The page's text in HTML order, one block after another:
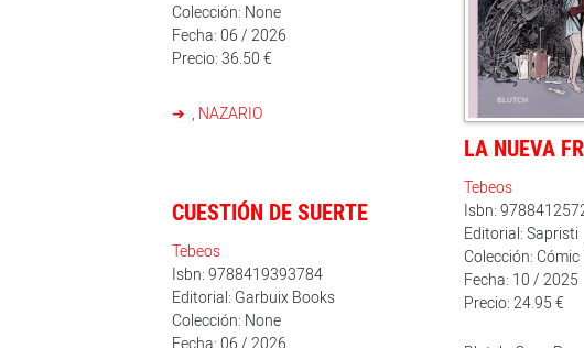
Colección: None
Fecha: 06 / 2026
Precio: 36.50 €
, NAZARIO
LA NUEVA
Tebeos
Isbn:
Editorial: Sapristi
Colección:
Fecha: 10 / 2025
Precio: 24.95 €
CUESTIÓN DE SUERTE
Tebeos
Isbn: 9788419393784
Editorial: Garbuix Books
Colección: None
Fecha: 06 / 2026